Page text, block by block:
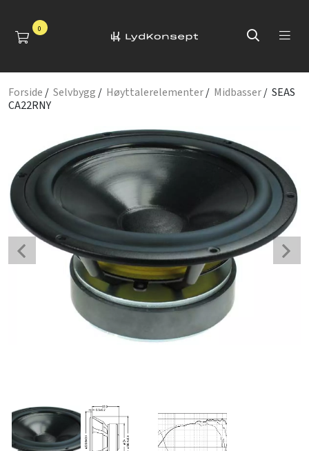
0
Forside / Selvbygg / Høyttalerelementer/ Midbasser/ SEAS
CA22RNY